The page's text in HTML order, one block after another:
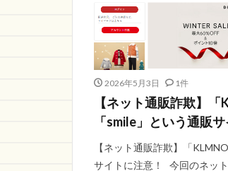
2026年5月3日 1件
【ネット通販詐欺】「
「smile」という通販
【ネット通販詐欺】「
サイトに注意！ 今回のネッ